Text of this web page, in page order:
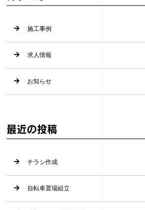
施工事例
求人情報
お知らせ
最近の投稿
チラシ作成
自転車置場組立